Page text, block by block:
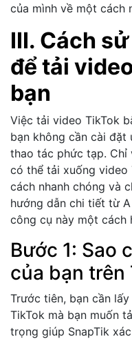
của mình về một cách
III. Cách
để tải
bạn
Việc tải video TikTok
bạn không cần cài đặt
thao tác phức tạp.
có thể tải xuống video
cách nhanh chóng và
hướng dẫn chi tiết từ
công cụ này một cách
Bước 1: Sao
của bạn trên
Trước tiên, bạn cần
TikTok mà bạn muốn
trọng giúp SnapTik